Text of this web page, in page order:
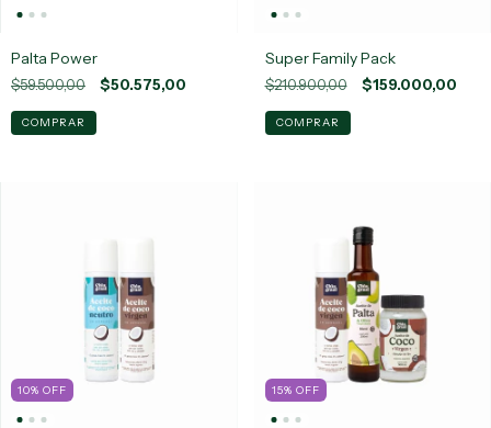
Palta Power
$59.500,00 $50.575,00
Super Family Pack
$210.900,00 $159.000,00
10% OFF 15% OFF